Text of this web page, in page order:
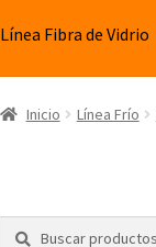
Línea Fibra de Vidrio
Inicio Línea Frío
Buscar
Buscar